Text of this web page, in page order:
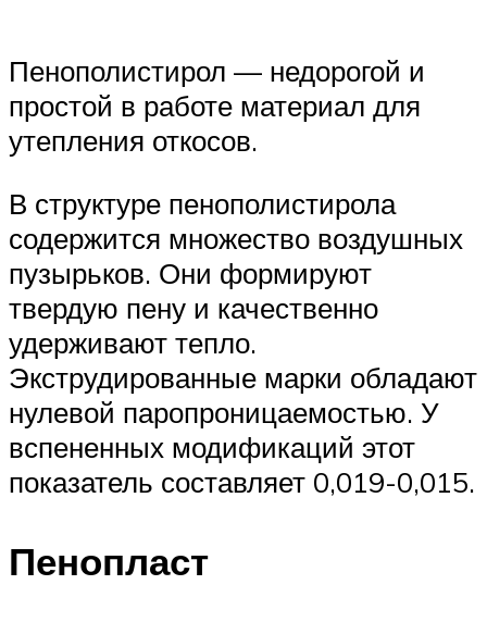
Пенополистирол — недорогой и
простой в работе материал для
утепления откосов.
В структуре пенополистирола
содержится множество воздушных
пузырьков. Они формируют
твердую пену и качественно
удерживают тепло.
Экструдированные марки обладают
нулевой паропроницаемостью. У
вспененных модификаций этот
показатель составляет 0,019-0,015.
Пенопласт